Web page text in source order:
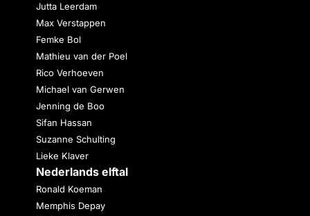
Jutta Leerdam
Max Verstappen
Femke Bol
Mathieu van der Poel
Rico Verhoeven
Michael van Gerwen
Jenning de Boo
Sifan Hassan
Suzanne Schulting
Lieke Klaver
Nederlands elftal
Ronald Koeman
Memphis Depay